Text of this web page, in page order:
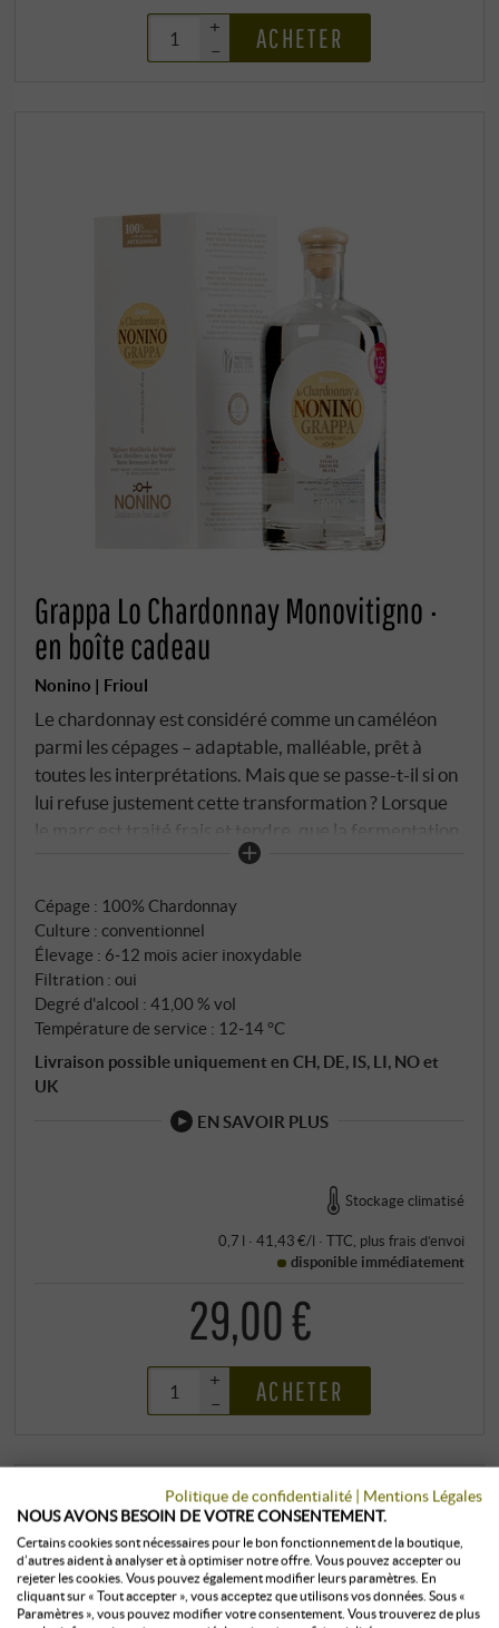
+
–
ACHETER
Grappa Lo Chardonnay Monovitigno ·
en boîte cadeau
Nonino | Frioul
Le chardonnay est considéré comme un caméléon
parmi les cépages – adaptable, malléable, prêt à
toutes les interprétations. Mais que se passe-t-il si on
lui refuse justement cette transformation ? Lorsque
le marc est traité frais et tendre, que la fermentation
se fait en anaérobie dans de l'acier inoxydable, que la
en cuivre de Benito Nonino – et ensuite : pas de bois,
pas de coloration, seulement du repos dans de l'acier
neutre ? Le résultat est une clarté cristalline. Au nez,
des fruits clairs s'épanouissent – pomme, poire, un
soupçon de pain fraîchement cuit. En bouche, on
retrouve cette douceur harmonieuse qui caractérise
le chardonnay lorsqu'on lui laisse de l'espace plutôt
qu'une direction. La finale est douce et persistante.
Servie à 12°C dans un verre tulipe, cette grappa
Cépage : 100% Chardonnay
Culture : conventionnel
Élevage : 6‑12 mois acier inoxydable
Filtration : oui
Degré d'alcool : 41,00 % vol
Température de service : 12‑14 °C
Livraison possible uniquement en CH, DE, IS, LI, NO et
UK
EN SAVOIR PLUS
Stockage climatisé
0,7 l · 41,43 €/l · TTC, plus frais d’envoi
disponible immédiatement
29,00 €
+
–
ACHETER
Politique de confidentialité | Mentions Légales
NOUS AVONS BESOIN DE VOTRE CONSENTEMENT.
Certains cookies sont nécessaires pour le bon fonctionnement de la boutique,
d’autres aident à analyser et à optimiser notre offre. Vous pouvez accepter ou
rejeter les cookies. Vous pouvez également modifier leurs paramètres. En
cliquant sur « Tout accepter », vous acceptez que utilisons vos données. Sous «
Paramètres », vous pouvez modifier votre consentement. Vous trouverez de plus